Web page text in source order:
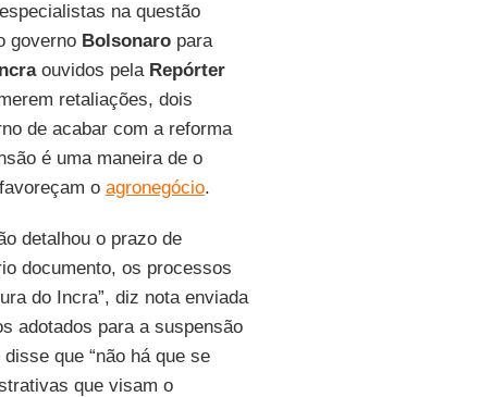
na questão
governo Bolsonaropara
ouvidos pelaRepórter
retaliações, dois
de acabar com a reforma
é uma maneira de o
o agronegócio.
detalhou o prazo de
documento, os processos
do Incra”, diz nota enviada
adotados para a suspensão
que “não há que se
que visam o